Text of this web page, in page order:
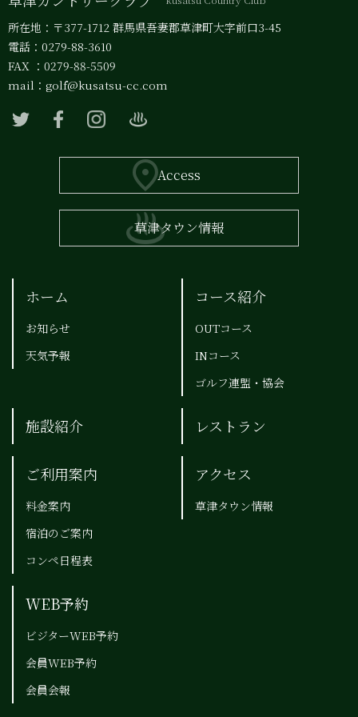
所在地：〒377-1712 群馬県吾妻郡草津町大字前口3-45
電話：0279-88-3610
FAX ：0279-88-5509
mail： golf@kusatsu-cc.com
Access
草津タウン情報
ホーム
お知らせ
天気予報
コース紹介
OUTコース
INコース
ゴルフ連盟・協会
施設紹介 レストラン
ご利用案内
料金案内
宿泊のご案内
コンペ日程表
アクセス
草津タウン情報
WEB予約
ビジターWEB予約
会員WEB予約
会員会報